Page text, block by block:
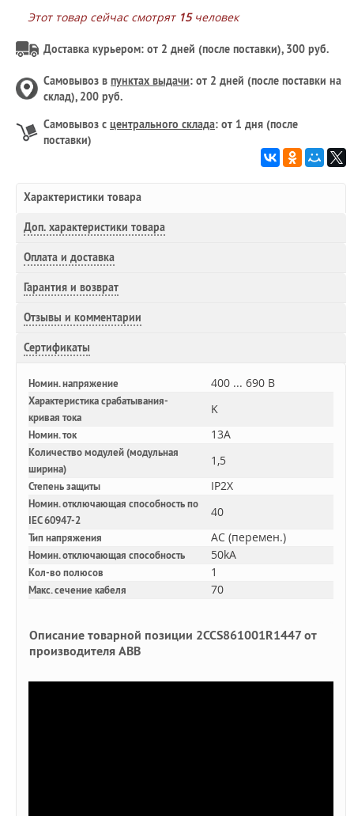
Этот товар сейчас смотрят 15человек
Доставка курьером: от 2 дней (после поставки), 300 руб.
Самовывоз в пунктах выдачи: от 2 дней (после поставки на
склад), 200 руб.
Самовывоз с центрального склада: от 1 дня (после
поставки)
Характеристики товара
Доп. характеристики товара
Оплата и доставка
Гарантия и возврат
Отзывы и комментарии
Сертификаты
Номин. напряжение 400 ... 690 В
Характеристика срабатывания-
кривая тока
K
Номин. ток 13A
Количество модулей (модульная
ширина)
1,5
Степень защиты IP2X
Номин. отключающая способность по
IEC 60947-2
40
Тип напряжения AC (перемен.)
Номин. отключающая способность 50kA
Кол-во полюсов 1
Макс. сечение кабеля 70
Описание товарной позиции 2CCS861001R1447 от
производителя ABB